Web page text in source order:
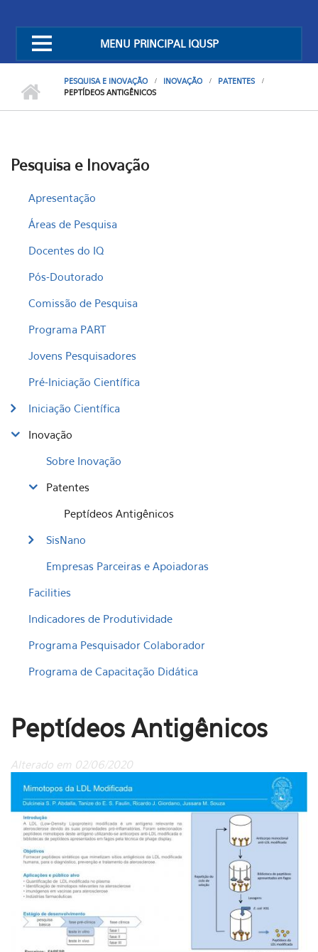
MENU PRINCIPAL IQUSP
PESQUISA E INOVAÇÃO INOVAÇÃO
PATENTES
PEPTÍDEOS ANTIGÊNICOS
Pesquisa e Inovação
Apresentação
Áreas de Pesquisa
Docentes do IQ
Pós-Doutorado
Comissão de Pesquisa
Programa PART
Jovens Pesquisadores
Pré-Iniciação Científica
Iniciação Científica
Inovação
Sobre Inovação
Patentes
Peptídeos Antigênicos
SisNano
Empresas Parceiras e Apoiadoras
Facilities
Indicadores de Produtividade
Programa Pesquisador Colaborador
Programa de Capacitação Didática
Peptídeos Antigênicos
Alterado em 02/06/2020